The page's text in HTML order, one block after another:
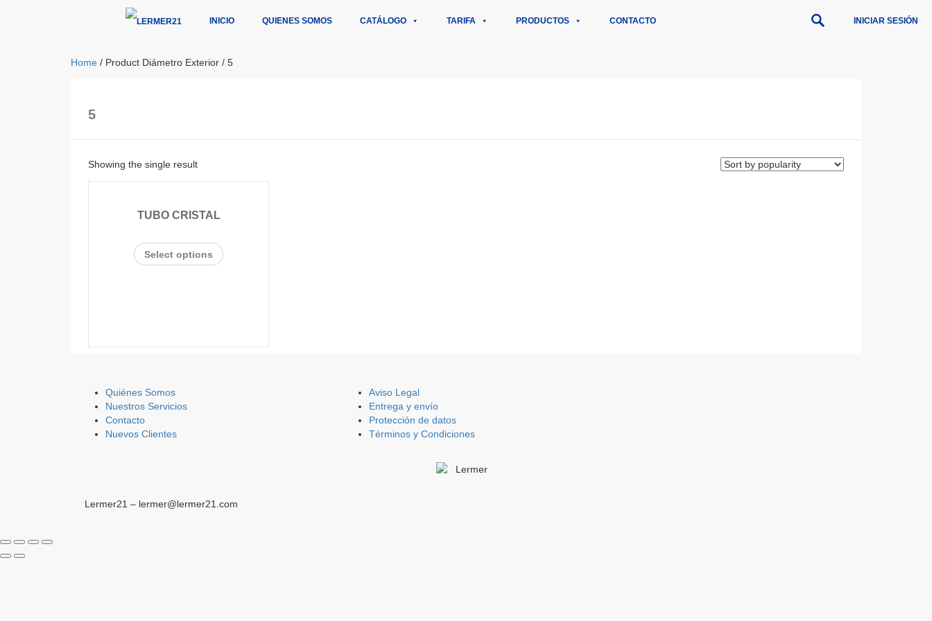
INICIO QUIENES SOMOS CATÁLOGO TARIFA PRODUCTOS CONTACTO INICIAR SESIÓN
Home / Product Diámetro Exterior / 5
5
Showing the single result
TUBO CRISTAL
Select options
Quiénes Somos
Nuestros Servicios
Contacto
Nuevos Clientes
Aviso Legal
Entrega y envío
Protección de datos
Términos y Condiciones
Lermer21 – lermer@lermer21.com